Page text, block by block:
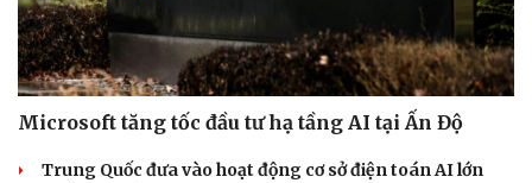
Microsoft tăng tốc đầu tư hạ tầng AI tại Ấn Độ
Trung Quốc đưa vào hoạt động cơ sở điện toán AI lớn